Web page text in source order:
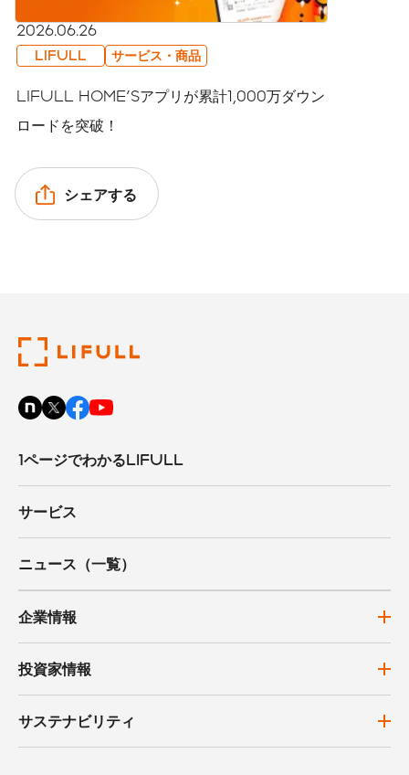
2026.06.26
LIFULL サービス・商品
LIFULL HOME'Sアプリが累計1,000万ダウン
ロードを突破！
シェアする
1ページでわかるLIFULL
サービス
ニュース（一覧）
企業情報
投資家情報
サステナビリティ